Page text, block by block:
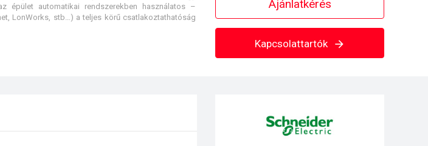
épület automatikai rendszerekben használatos –
LonWorks, stb…) a teljes körű csatlakoztathatóság
Ajánlatkérés
Kapcsolattartók